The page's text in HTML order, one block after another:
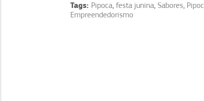
Tags: Pipoca, festa junina, Sabores,
Empreendedorismo